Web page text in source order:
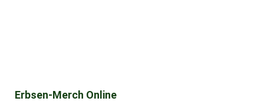
Erbsen-Merch Online